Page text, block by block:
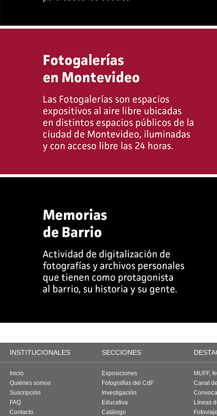
INSTITUCIONALES SECCIONES
Inicio
Quiénes somos
Suscripción
FAQ
Contacto
Exposiciones
Fotografías del CdF
Investigación
Educativa
Catálogo
MUFF,
Canal
Líneas